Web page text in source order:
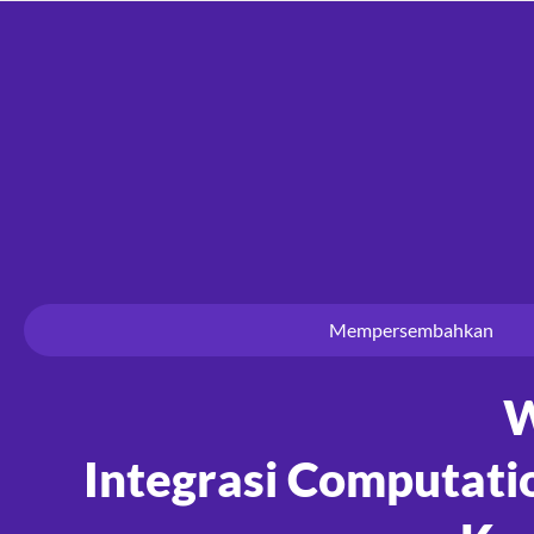
Mempersembahkan
Integrasi